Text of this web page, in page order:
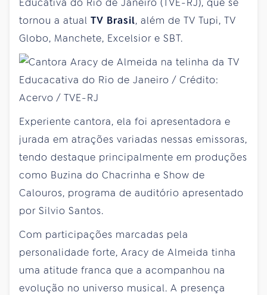
tornou a atual TV Brasil, além de TV Tupi, TV
Globo, Manchete, Excelsior e SBT.
Experiente cantora, ela foi apresentadora e
jurada em atrações variadas nessas emissoras,
tendo destaque principalmente em produções
como Buzina do Chacrinha e Show de
Calouros, programa de auditório apresentado
por Silvio Santos.
Com participações marcadas pela
personalidade forte, Aracy de Almeida tinha
uma atitude franca que a acompanhou na
evolução no universo musical. A presença